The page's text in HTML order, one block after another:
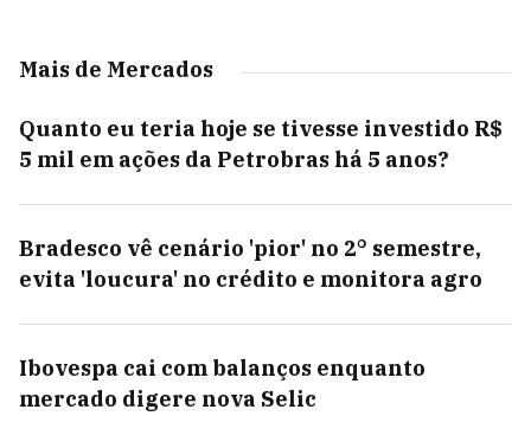
Mais de Mercados
Quanto eu teria hoje se tivesse investido R$
5 mil em ações da Petrobras há 5 anos?
Bradesco vê cenário 'pior' no 2° semestre,
evita 'loucura' no crédito e monitora agro
Ibovespa cai com balanços enquanto
mercado digere nova Selic